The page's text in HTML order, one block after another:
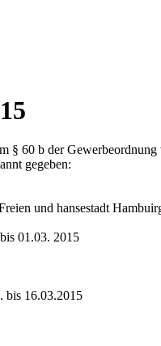
60 b der Gewerbeordnung
gegeben:
und hansestadt
01.03. 2015
16.03.2015